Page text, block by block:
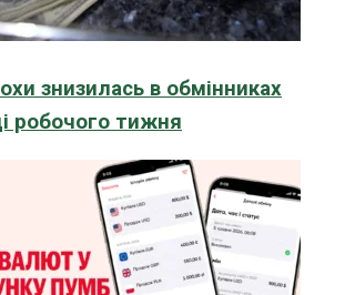
знизилась в обмінниках
робочого тижня